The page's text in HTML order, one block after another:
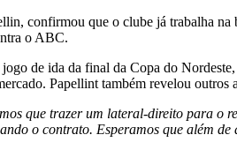
confirmou que o clube já trabalha
o ABC.
de ida da final da Copa do
Papellint também revelou
que trazer um lateral-direito para o
o contrato. Esperamos que além